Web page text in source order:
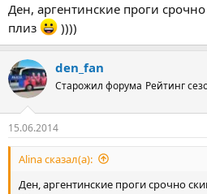
Ден, аргентинские проги
плиз
))))
den_fan
Старожил форума Рейтинг
15.06.2014
Alina сказал(а):
Ден, аргентинские проги срочно